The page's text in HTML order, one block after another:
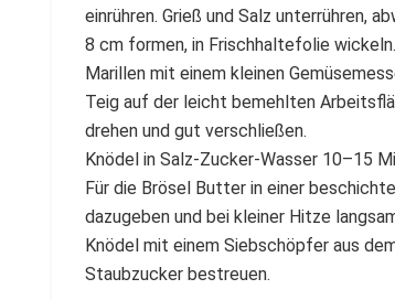
einrühren. Grieß und Salz unterrühren,
8 cm formen, in Frischhaltefolie
Marillen mit einem kleinen
Teig auf der leicht bemehlten
drehen und gut verschließen.
Knödel in Salz-Zucker-Wasser 10–15
Für die Brösel Butter in einer
dazugeben und bei kleiner Hitze
Knödel mit einem Siebschöpfer aus
Staubzucker bestreuen.